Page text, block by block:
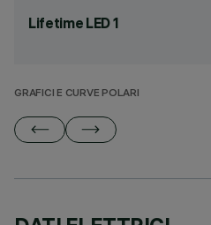
Lifetime LED 1
GRAFICI E CURVE POLARI